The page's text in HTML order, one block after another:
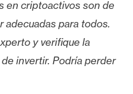
en criptoactivos son de
adecuadas para todos.
y verifique la
invertir. Podría perder